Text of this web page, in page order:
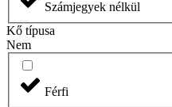
Számjegyek nélkül
Kő típusa
Nem
Férfi